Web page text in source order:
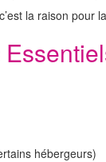
la raison
hébergeurs)